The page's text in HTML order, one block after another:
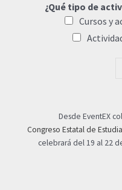
¿Qué tipo de
Cursos y
Desde EventEX
Congreso Estatal de
celebrará del 19 al 22